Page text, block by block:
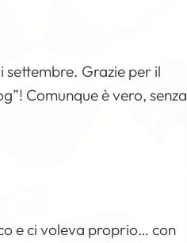
Grazie per il
Comunque è vero, senza
e ci voleva proprio… con